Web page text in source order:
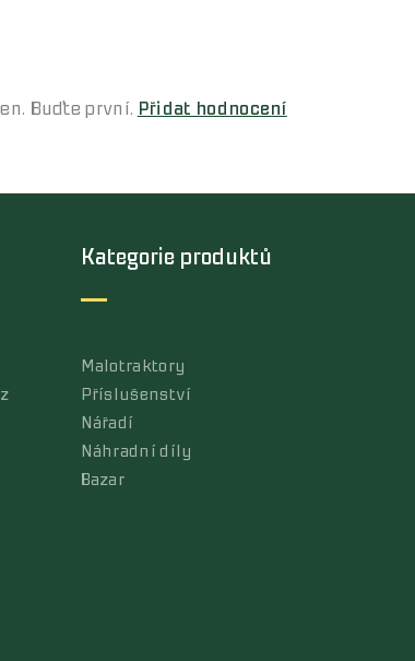
Buďte první. Přidat hodnocení
Kategorie produktů
Malotraktory
Příslušenství
Nářadí
Náhradní díly
Bazar